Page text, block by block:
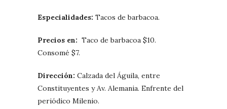
Especialidades: Tacos de barbacoa.
Precios en: Taco de barbacoa $10.
Consomé $7.
Dirección: Calzada del Águila, entre
Constituyentes y Av. Alemania. Enfrente del
periódico Milenio.